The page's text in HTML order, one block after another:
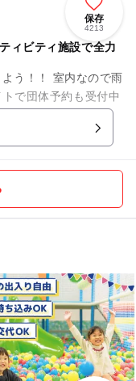
保存
4213
ィビティ施設で全力
う！！ 室内なので雨